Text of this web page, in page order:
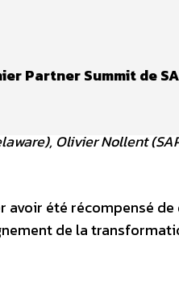
Partner Summit de
Olivier Nollent
été récompensé de
de la